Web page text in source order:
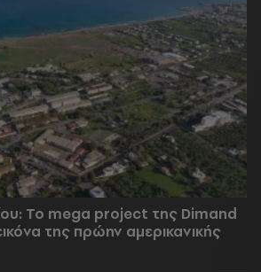
To mega project της Dimand
της πρώην αμερικανικής